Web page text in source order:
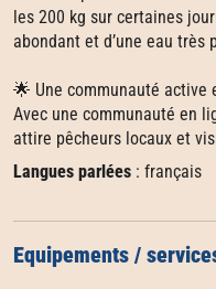
les 200 kg sur certaines
abondant et d’une eau très
🌟 Une communauté active
Avec une communauté en
attire pêcheurs locaux et
Langues parlées : français
Equipements /